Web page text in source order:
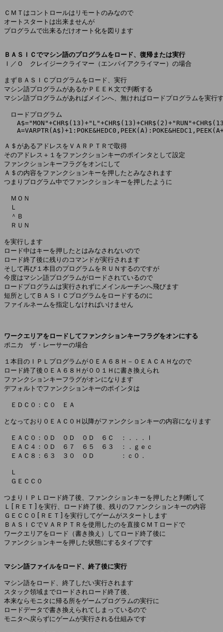
ＣＭＴはコントロールはリモートのみなので
オートスタートは出来ませんが
プログラムで出来るだけオート化を図ります
ＢＡＳＩＣでマシン語のプログラムをロード、復帰または実行
Ｉ／Ｏ　クレイジークライマー（エンパイアクライマー）の場合
まずＢＡＳＩＣプログラムをロード、実行
マシン語プログラムがあるかＰＥＥＫ文で判断する
マシン語プログラムがあればメインへ、無ければロードプログラムを実行
ロードプログラム
Ａ＄があるアドレスをＶＡＲＰＴＲで取得
そのアドレス＋１をファンクションキーのポインタとして設定
ファンクションキーフラグをオンにして
Ａ＄の内容をファンクションキーを押したとみなされます
つまりプログラム中でファンクションキーを押したように
ＭＯＮ
Ｌ
＾Ｂ
ＲＵＮ
を実行します
ロード中はキーを押したとはみなされないので
ロード終了後に残りのコマンドが実行されます
そして再び１本目のプログラムをＲＵＮするのですが
今度はマシン語プログラムがロードされているので
ロードプログラムは実行されずにメインルーチンへ飛びます
短所としてＢＡＳＩＣプログラムをロードするのに
ファイルネームを指定しなければいけません
ワークエリアをロードしてファンクションキーフラグをオンにする
ポニカ　ザ・レーサーの場合
１本目のＩＰＬプログラムが０ＥＡ６８Ｈ－０ＥＡＣＡＨなので
ロード終了後０ＥＡ６８Ｈが００１Ｈに書き換えられ
ファンクションキーフラグがオンになります
デフォルトでファンクションキーのポインタは
ＥＤＣ０：Ｃ０　ＥＡ
となっており０ＥＡＣ０Ｈ以降がファンクションキーの内容になります
ＥＡＣ０：０Ｄ　０Ｄ　０Ｄ　６Ｃ　：．．．ｌ
ＥＡＣ４：０Ｄ　６７　６５　６３　：．ｇｅｃ
ＥＡＣ８：６３　３０　０Ｄ　　　　：ｃ０．
Ｌ
ＧＥＣＣ０
つまりＩＰＬロード終了後、ファンクションキーを押したと判断して
Ｌ[ＲＥＴ]を実行、ロード終了後、残りのファンクションキーの内容
ＧＥＣＣ０[ＲＥＴ]を実行してゲームがスタートします
ＢＡＳＩＣでＶＡＲＰＴＲを使用したのを直接ＣＭＴロードで
ワークエリアをロード（書き換え）してロード終了後に
ファンクションキーを押した状態にするタイプです
マシン語ファイルをロード、終了後に実行
マシン語をロード、終了しだい実行されます
スタック領域までロードされロード終了後、
本来ならモニタに帰る所をゲームプログラムの実行に
ロードデータで書き換えられてしまっているので
モニタへ戻らずにゲームが実行される仕組みです